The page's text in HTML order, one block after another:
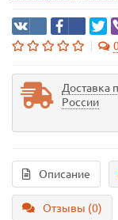
Доставка
России
Описание
Отзывы (0)